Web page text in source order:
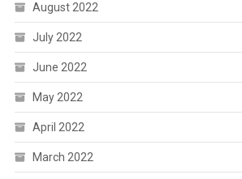
August 2022
July 2022
June 2022
May 2022
April 2022
March 2022